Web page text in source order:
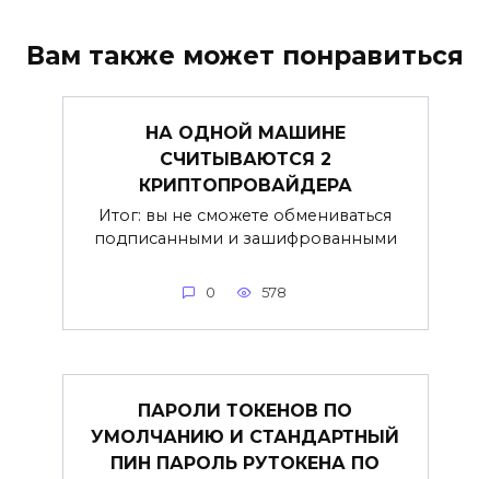
Вам также может понравиться
НА ОДНОЙ МАШИНЕ
СЧИТЫВАЮТСЯ 2
КРИПТОПРОВАЙДЕРА
Итог: вы не сможете обмениваться
подписанными и зашифрованными
0 578
ПАРОЛИ ТОКЕНОВ ПО
УМОЛЧАНИЮ И СТАНДАРТНЫЙ
ПИН ПАРОЛЬ РУТОКЕНА ПО